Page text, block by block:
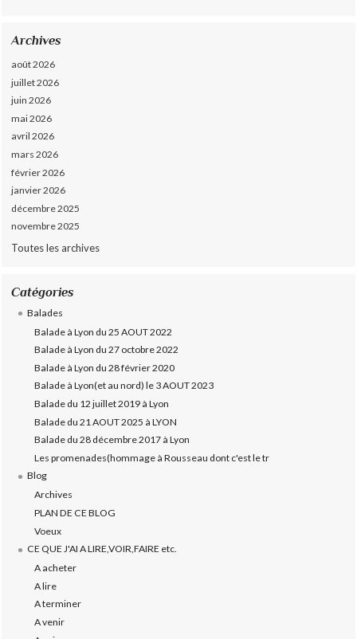
Archives
août 2026
juillet 2026
juin 2026
mai 2026
avril 2026
mars 2026
février 2026
janvier 2026
décembre 2025
novembre 2025
Toutes les archives
Catégories
Balades
Balade à Lyon du 25 AOUT 2022
Balade à Lyon du 27 octobre 2022
Balade à Lyon du 28 février 2020
Balade à Lyon(et au nord) le 3 AOUT 2023
Balade du 12 juillet 2019 à Lyon
Balade du 21 AOUT 2025 à LYON
Balade du 28 décembre 2017 à Lyon
Les promenades(hommage à Rousseau dont c'est le tr
Blog
Archives
PLAN DE CE BLOG
Voeux
CE QUE J'AI A LIRE,VOIR,FAIRE etc.
A acheter
A lire
A terminer
A venir